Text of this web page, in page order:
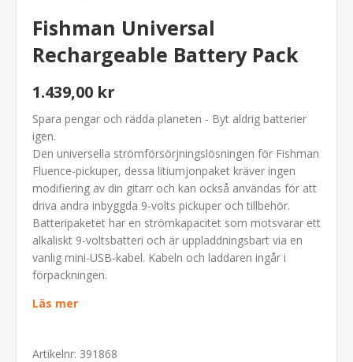
Fishman Universal
Rechargeable Battery Pack
1.439,00 kr
Spara pengar och rädda planeten - Byt aldrig batterier
igen.
Den universella strömförsörjningslösningen för Fishman
Fluence-pickuper, dessa litiumjonpaket kräver ingen
modifiering av din gitarr och kan också användas för att
driva andra inbyggda 9-volts pickuper och tillbehör.
Batteripaketet har en strömkapacitet som motsvarar ett
alkaliskt 9-voltsbatteri och är uppladdningsbart via en
vanlig mini-USB-kabel. Kabeln och laddaren ingår i
förpackningen.
Läs mer
Artikelnr: 391868